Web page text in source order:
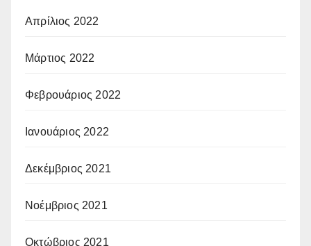
Απρίλιος 2022
Μάρτιος 2022
Φεβρουάριος 2022
Ιανουάριος 2022
Δεκέμβριος 2021
Νοέμβριος 2021
Οκτώβριος 2021